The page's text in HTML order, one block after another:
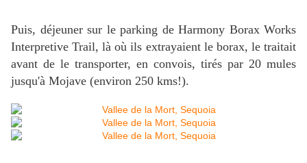
Puis, déjeuner sur le parking de Harmony Borax Works
Interpretive Trail, là où ils extrayaient le borax, le traitait
avant de le transporter, en convois, tirés par 20 mules
jusqu'à Mojave (environ 250 kms!).